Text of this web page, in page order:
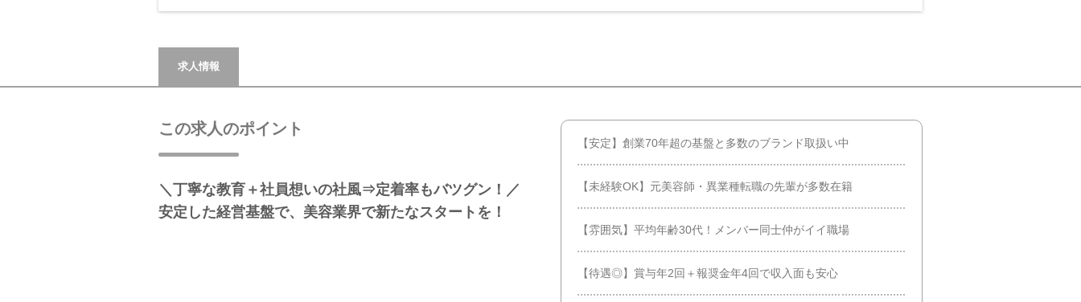
求人情報
この求人のポイント
＼丁寧な教育＋社員想いの社風⇒定着率もバツグン！／
安定した経営基盤で、美容業界で新たなスタートを！
【安定】創業70年超の基盤と多数のブランド取扱い中
【未経験OK】元美容師・異業種転職の先輩が多数在籍
【雰囲気】平均年齢30代！メンバー同士仲がイイ職場
【待遇◎】賞与年2回＋報奨金年4回で収入面も安心